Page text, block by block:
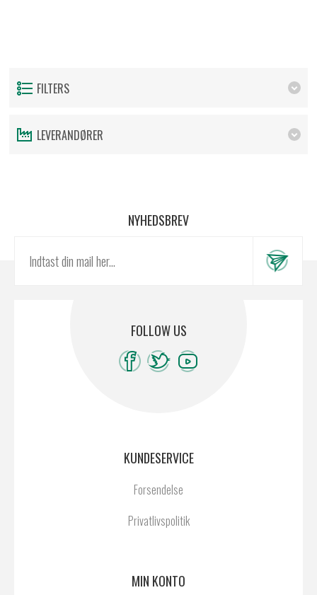
FILTERS
LEVERANDØRER
NYHEDSBREV
FOLLOW US
KUNDESERVICE
Forsendelse
Privatlivspolitik
MIN KONTO